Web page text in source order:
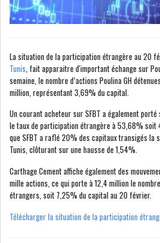
FRANCE
OFFICEPLAST
L’ATB
COTATION ET ANALYSES
La situation de la participation étrangère au 20
Tunis , fait apparaitre d'important échange sur
semaine, le nombre d’actions Poulina GH
million, représentant 3,69% du capital.
Un courant acheteur sur SFBT a également
le taux de participation étrangère à 53,68% soit
que SFBT a raflé 20% des capitaux transigés la
Tunis, clôturant sur une hausse de 1,54%.
Carthage Cement affiche également des
mille actions, ce qui porte à 12,4 million le
étrangers, soit 7,25% du capital au 20 février.
Télécharger la situation de la participation